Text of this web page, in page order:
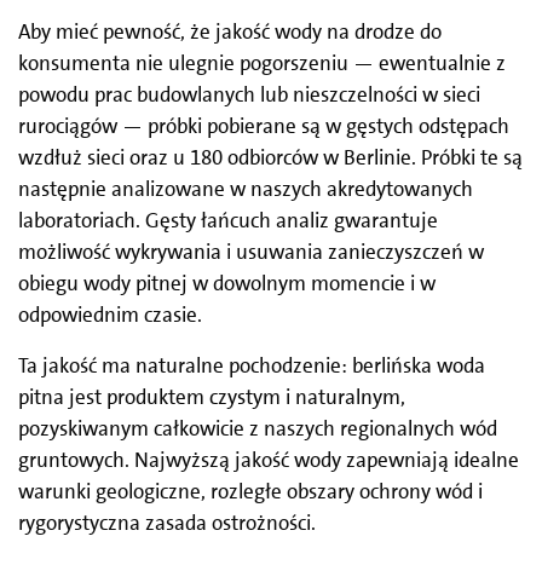
Aby mieć pewność, że jakość wody na drodze do
konsumenta nie ulegnie pogorszeniu — ewentualnie z
powodu prac budowlanych lub nieszczelności w sieci
rurociągów — próbki pobierane są w gęstych odstępach
wzdłuż sieci oraz u 180 odbiorców w Berlinie. Próbki te są
następnie analizowane w naszych akredytowanych
laboratoriach. Gęsty łańcuch analiz gwarantuje
możliwość wykrywania i usuwania zanieczyszczeń w
obiegu wody pitnej w dowolnym momencie i w
odpowiednim czasie.
Ta jakość ma naturalne pochodzenie: berlińska woda
pitna jest produktem czystym i naturalnym,
pozyskiwanym całkowicie z naszych regionalnych wód
gruntowych. Najwyższą jakość wody zapewniają idealne
warunki geologiczne, rozległe obszary ochrony wód i
rygorystyczna zasada ostrożności.